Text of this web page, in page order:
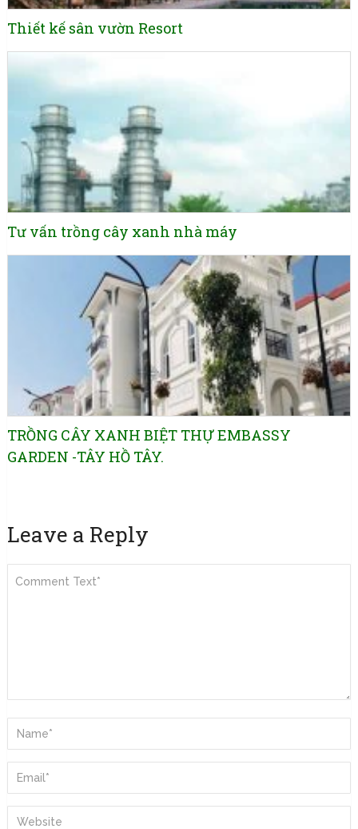
Thiết kế sân vườn Resort
Tư vấn trồng cây xanh nhà máy
TRỒNG CÂY XANH BIỆT THỰ EMBASSY
GARDEN -TÂY HỒ TÂY.
Leave a Reply